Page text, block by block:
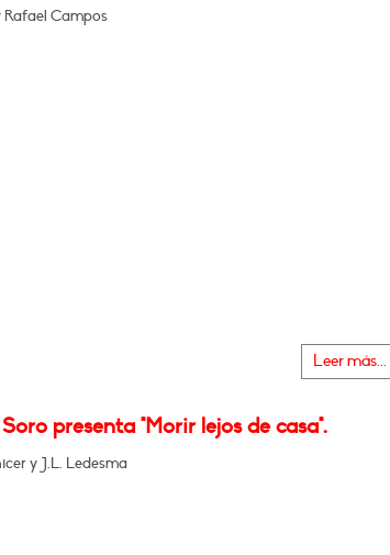
Rafael Campos
Leer más...
presenta "Morir lejos de casa".
y J.L. Ledesma